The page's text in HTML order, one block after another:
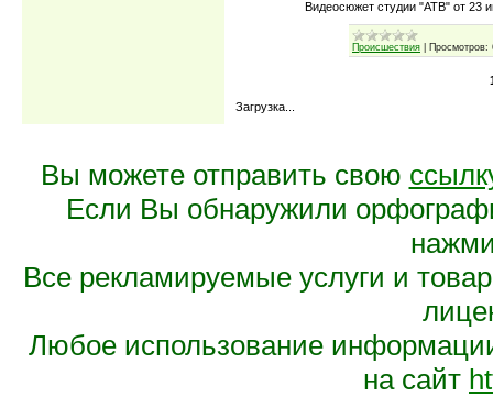
Видеосюжет студии "АТВ" от 23
Происшествия Просмотров:
Загрузка...
Вы можете отправить свою
Если Вы обнаружили
Все рекламируемые услуги и
Любое использование
на сайт